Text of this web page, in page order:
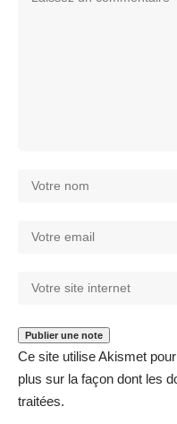
Ce site utilise Akismet
plus sur la façon dont les
traitées.